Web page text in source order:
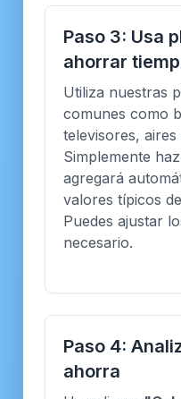
Paso 3: Usa
ahorrar
Utiliza nuestras
comunes como
televisores,
Simplemente
agregará
valores típicos
Puedes ajustar
necesario.
Paso 4:
ahorra